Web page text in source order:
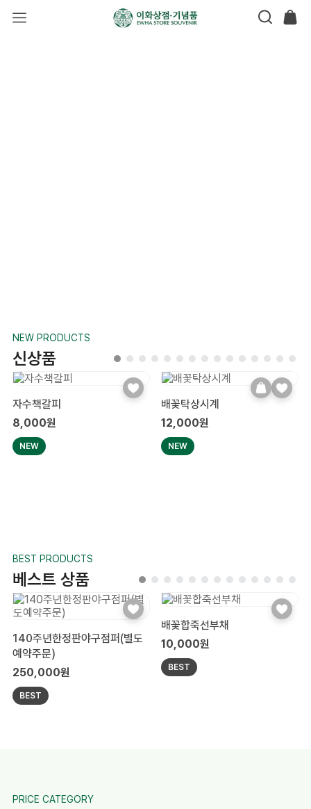
NEW PRODUCTS
신상품
자수책갈피
8,000원
NEW
배꽃탁상시계
12,000원
NEW
BEST PRODUCTS
베스트 상품
140주년한정판야구점퍼(별도
예약주문)
250,000원
BEST
배꽃합죽선부채
10,000원
BEST
PRICE CATEGORY